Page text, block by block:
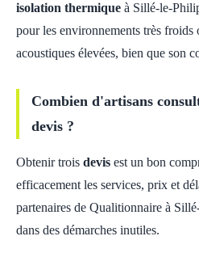
isolation thermique à Sillé-le-
pour les environnements très froids
acoustiques élevées, bien que son
Combien d'artisans
devis ?
Obtenir trois devis est un bon
efficacement les services, prix et
partenaires de Qualitionnaire à
dans des démarches inutiles.